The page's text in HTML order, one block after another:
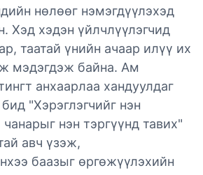
нөлөөг нэмэгдүүлэхэд
Хэд хэдэн үйлчлүүлэгчид
таатай үнийн ачаар илүү их
мэдэгдэж байна. Ам
анхаарлаа хандуулдаг
"Хэрэглэгчийг нэн
нэн тэргүүнд тавих"
авч үзэж,
баазыг өргөжүүлэхийн